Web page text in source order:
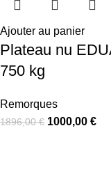
Ajouter au panier
Plateau nu
750 kg
Remorques
1896,00€ 1000,00 €